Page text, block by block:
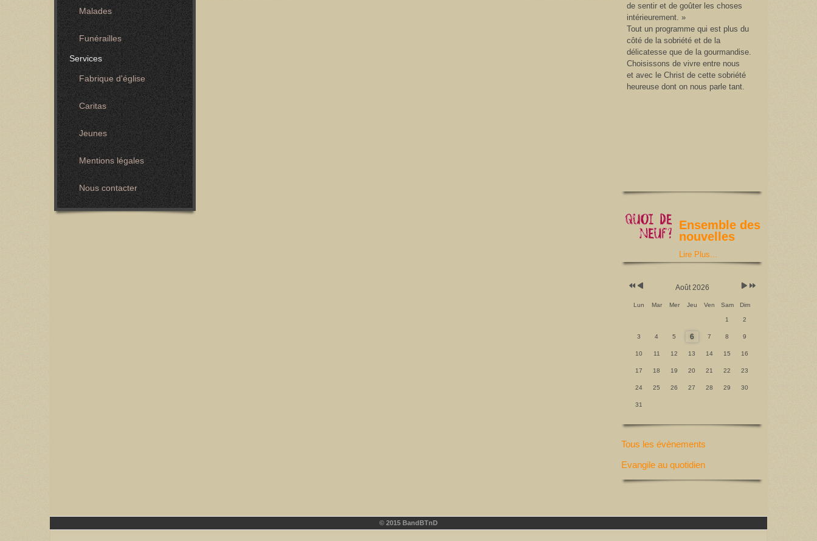
Malades
Funérailles
Services
Fabrique d'église
Caritas
Jeunes
Mentions légales
Nous contacter
de sentir et de goûter les choses
intérieurement. »
Tout un programme qui est plus du
côté de la sobriété et de la
délicatesse que de la gourmandise.
Choisissons de vivre entre nous
et avec le Christ de cette sobriété
heureuse dont on nous parle tant.
Ensemble des
nouvelles
Lire Plus...
Août 2026
Lun Mar Mer Jeu Ven Sam Dim
1 2
3 4 5 6 7 8 9
10 11 12 13 14 15 16
17 18 19 20 21 22 23
24 25 26 27 28 29 30
31
Tous les évènements
Evangile au quotidien
© 2015 BandBTnD